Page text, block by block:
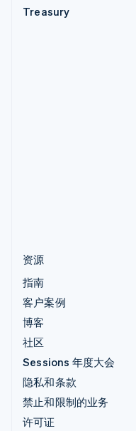
Treasury
资源
指南
客户案例
博客
社区
Sessions 年度大会
隐私和条款
禁止和限制的业务
许可证